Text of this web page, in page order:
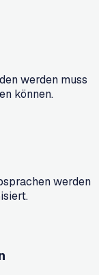
werden muss
können.
werden